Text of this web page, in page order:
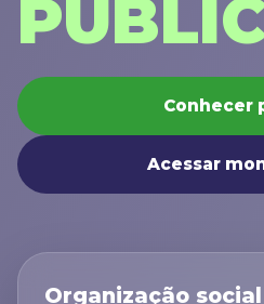
Conhecer
Acessar
Organização